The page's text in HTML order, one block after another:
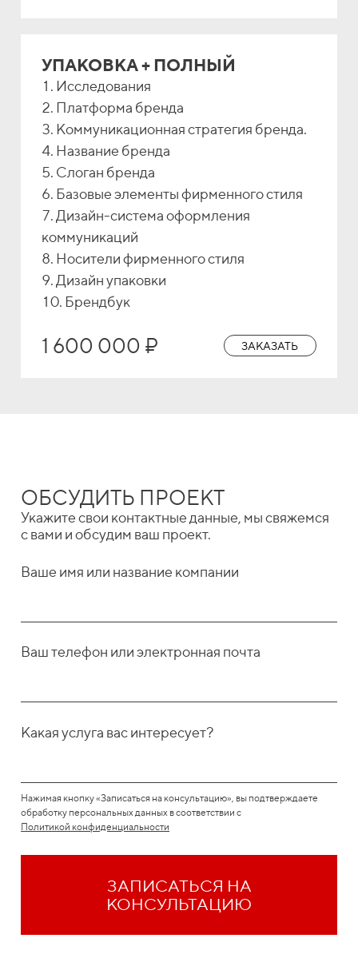
УПАКОВКА + ПОЛНЫЙ
Исследования
Платформа бренда
Коммуникационная стратегия бренда.
Название бренда
Слоган бренда
Базовые элементы фирменного стиля
Дизайн-система оформления
коммуникаций
Носители фирменного стиля
Дизайн упаковки
Брендбук
1 600 000 ₽ ЗАКАЗАТЬ
ОБСУДИТЬ ПРОЕКТ
Укажите свои контактные данные, мы свяжемся
с вами и обсудим ваш проект.
Ваше имя или название компании
Ваш телефон или электронная почта
Какая услуга вас интересует?
Нажимая кнопку «Записаться на консультацию», вы подтверждаете
обработку персональных данных в соответствии с
Политикой конфиденциальности
ЗАПИСАТЬСЯ НА
КОНСУЛЬТАЦИЮ